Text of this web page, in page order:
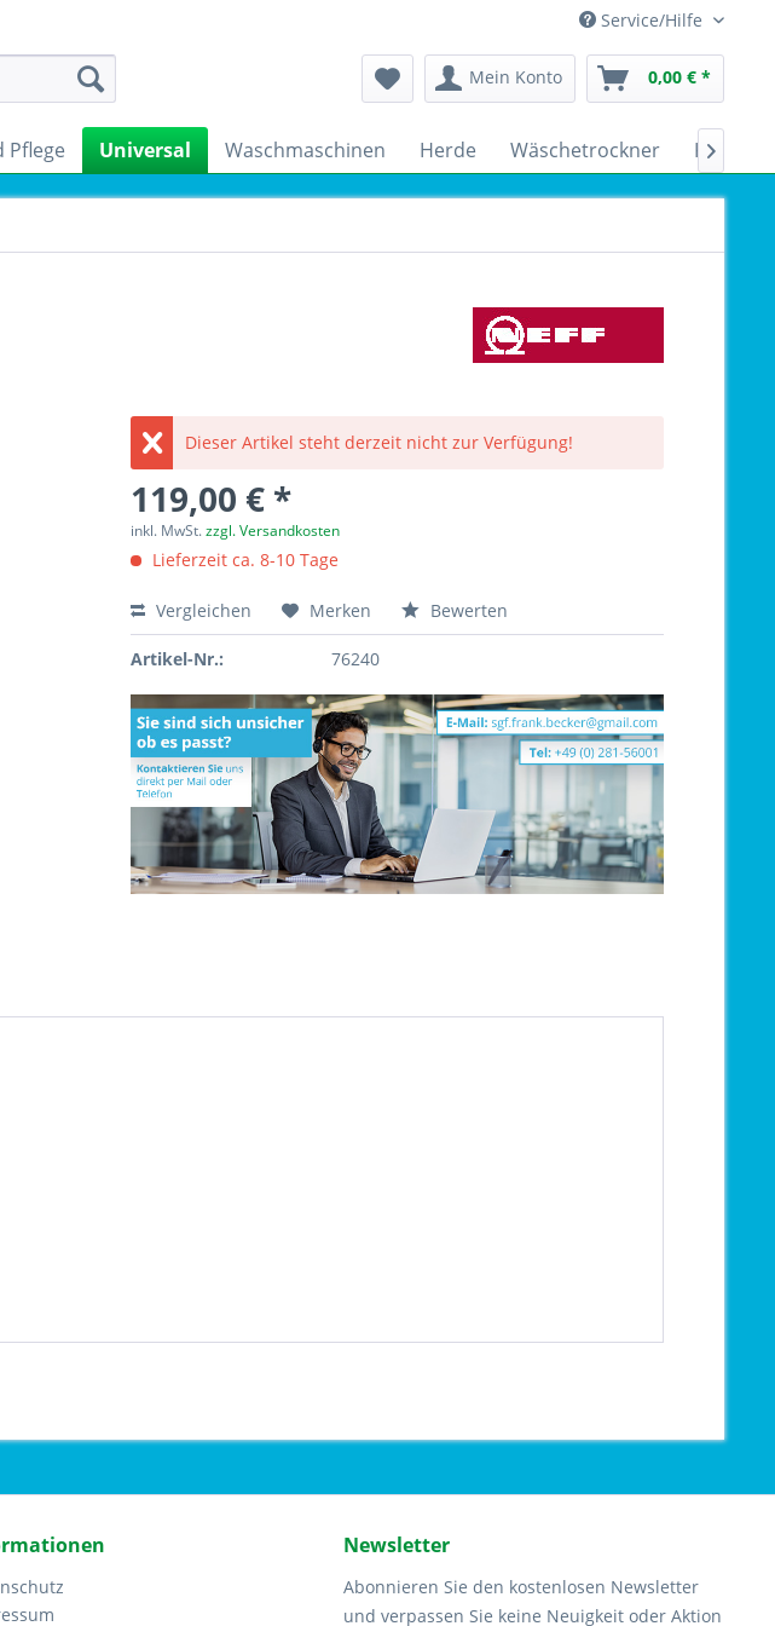
Service/Hilfe
Mein Konto 0,00 € *
Pflege Universal Waschmaschinen Herde Wäschetrockner 
Dieser Artikel steht derzeit nicht zur Verfügung!
119,00 € *
inkl. MwSt.zzgl. Versandkosten
Lieferzeit ca. 8-10 Tage
Vergleichen Merken Bewerten
Artikel-Nr.: 76240
Newsletter
Abonnieren Sie den kostenlosen Newsletter
und verpassen Sie keine Neuigkeit oder Aktion